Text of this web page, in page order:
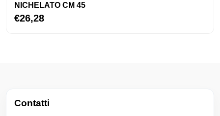
NICHELATO CM 45
€26,28
Contatti